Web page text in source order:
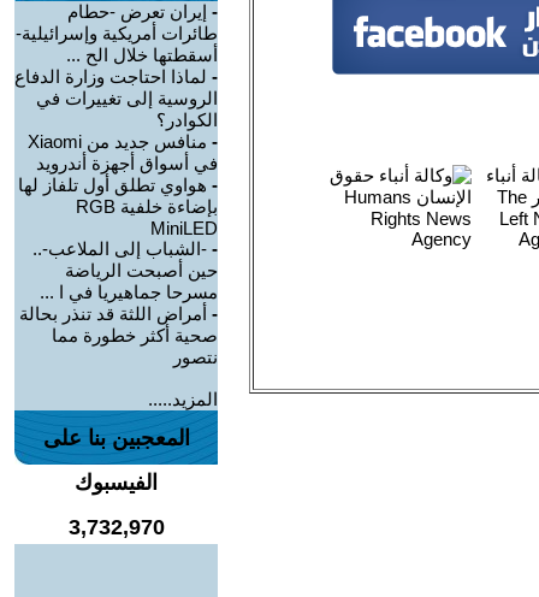
- إيران تعرض -حطام
طائرات أمريكية وإسرائيلية-
أسقطتها خلال الح ...
- لماذا احتاجت وزارة الدفاع
الروسية إلى تغييرات في
الكوادر؟
-
منافس جديد من Xiaomi
في أسواق أجهزة أندرويد
- هواوي تطلق أول تلفاز لها
بإضاءة خلفية RGB
MiniLED
- -الشباب إلى الملاعب-..
حين أصبحت الرياضة
مسرحا جماهيريا في ا ...
- أمراض اللثة قد تنذر بحالة
صحية أكثر خطورة مما
نتصور
المزيد.....
المعجبين بنا على
الفيسبوك
3,732,970